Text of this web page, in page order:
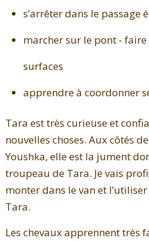
s’arrêter dans le passage
marcher sur le pont -
surfaces
apprendre à coordonner
Tara est très curieuse et
nouvelles choses. Aux côtés
Youshka, elle est la jument
troupeau de Tara. Je vais
monter dans le van et
Tara.
Les chevaux apprennent très